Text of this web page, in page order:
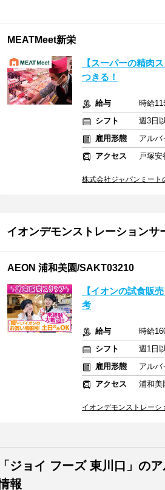
MEATMeet新栄
【スーパーの精肉
つきる！
給与
時給
シフト
週3日
雇用形態
アルバ
アクセス
戸塚
株式会社ジャパンミート
イオンデモンストレーションサ
AEON 浦和美園/SAKT03210
【イオンの試食販
考
給与
時給
シフト
週1日
雇用形態
アルバ
アクセス
浦和美
イオンデモンストレー
「ジョイ フーズ 東川口」の
報